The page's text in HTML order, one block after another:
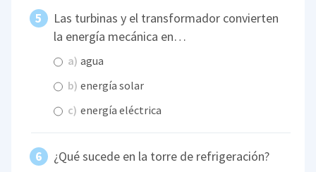
Las turbinas y el transformador convierten
la energía mecánica en…
a) agua
b) energía solar
c) energía eléctrica
¿Qué sucede en la torre de refrigeración?